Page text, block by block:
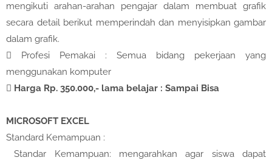
mengikuti arahan-arahan pengajar dalam membuat grafik
secara detail berikut memperindah dan menyisipkan gambar
dalam grafik.

Profesi Pemakai : Semua bidang pekerjaan yang
menggunakan komputer
 Harga Rp. 350.000,- lama belajar : Sampai Bisa
MICROSOFT EXCEL
Standard Kemampuan :
Standar Kemampuan: mengarahkan agar siswa dapat